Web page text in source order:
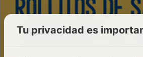
Tu privacidad es